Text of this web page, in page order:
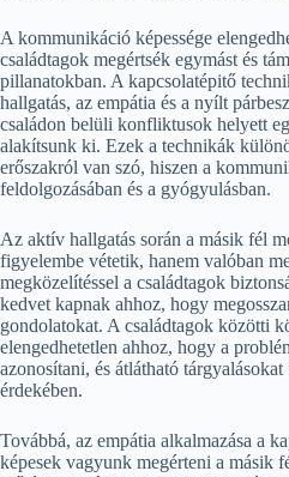
A kommunikáció képessége
családtagok megértsék egymást és
pillanatokban. A kapcsolatépitő
hallgatás, az empátia és a nyílt
családon belüli konfliktusok helyett
alakítsunk ki. Ezek a technikák
erőszakról van szó, hiszen a
feldolgozásában és a gyógyulásban.
Az aktív hallgatás során a másik fél
figyelembe vétetik, hanem valóban
megközelítéssel a családtagok
kedvet kapnak ahhoz, hogy
gondolatokat. A családtagok közötti
elengedhetetlen ahhoz, hogy a
azonosítani, és átlátható
érdekében.
Továbbá, az empátia alkalmazása a
képesek vagyunk megérteni a másik